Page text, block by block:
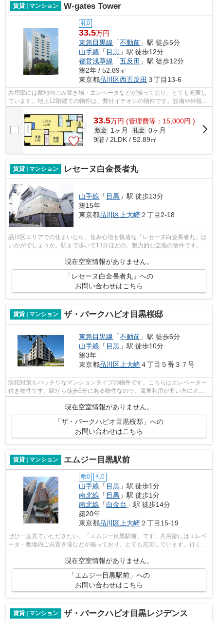
賃貸 | マンション W-gates Tower
礼0
33.5万円
東急目黒線 「不動前 」駅 徒歩5分
山手線 「目黒 」駅 徒歩12分
都営浅草線 「五反田 」駅 徒歩12分
築2年 / 52.89㎡
東京都品川区西五反田 ３丁目13-6
共用部には敷地内ごみ置き場・エレベータなどが揃っており、とても充実し
ています。地上12階建ての物件は、弊社イチオシの物件です。設備や外観が
充実しているマンションです。お友達...
33.5万円 (管理費等：15,000円 )
敷金 1ヶ月 礼金 0ヶ月
9階 / 2LDK / 52.89㎡
賃貸 | マンション レセーヌ白金長者丸
山手線 「 目黒 」駅 徒歩13分
築15年
東京都品川区 上大崎２丁目2-18
品川区エリアでの住まいなら、住み心地も快適な「レセーヌ白金長者丸」は
いかがでしょうか。駅まで歩いて13分ほどの、魅力的な立地の物件です。マ
現在空室情報がありません。
「レセーヌ白金長者丸」への
お問い合わせはこちら
賃貸 | マンション ザ・パークハビオ目黒桜邸
東急目黒線 「不動前 」駅 徒歩6分
山手線 「 目黒 」駅 徒歩10分
築3年
東京都品川区 上大崎４丁目５番３７号
防犯対策もバッチリなマンションタイプの物件です。こちらはエレベーター
付き物件です。駅から徒歩6分にある物件なので、電車利用が多い方にオス
現在空室情報がありません。
「ザ・パークハビオ目黒桜邸」への
お問い合わせはこちら
賃貸 | マンション エムジー目黒駅前
敷0 礼0
山手線 「 目黒 」駅 徒歩1分
南北線 「 目黒 」駅 徒歩1分
南北線 「白金台 」駅 徒歩14分
築20年
東京都品川区 上大崎２丁目15-19
ぜひ一度見ていただきたい、「エムジー目黒駅前」です。共用部にはエレベ
ータ・敷地内ごみ置き場などが揃っており、とても充実しています。行く先
に応じて経路を選べる、2駅利用可能な...
現在空室情報がありません。
「エムジー目黒駅前」への
お問い合わせはこちら
賃貸 | マンション ザ・パークハビオ目黒レジデンス